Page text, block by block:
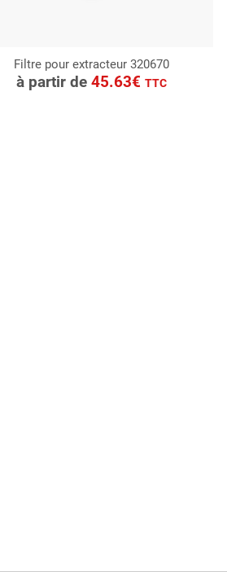
Filtre pour extracteur 320670
à partir de45.63€TTC
CONSULTER
Demande de devis